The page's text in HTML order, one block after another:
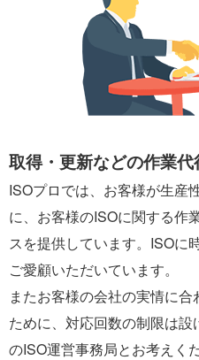
取得・更新などの作業
ISOプロでは、お客様が生産
に、お客様のISOに関する作
スを提供しています。ISOに
ご愛顧いただいています。
またお客様の会社の実情に
ために、対応回数の制限は
のISO運営事務局とお考えくだ